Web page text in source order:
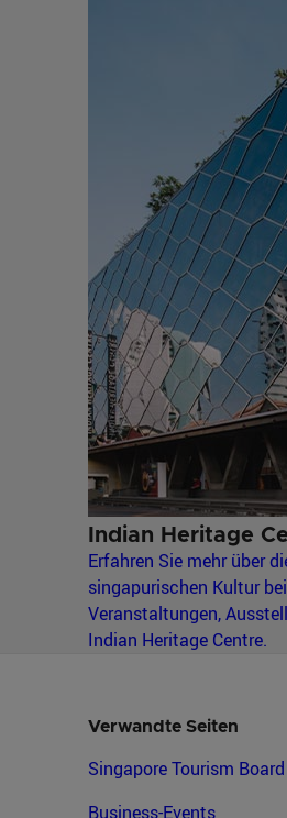
Indian Heritage
Erfahren Sie mehr über
singapurischen Kultur
Veranstaltungen,
Indian Heritage Centre.
Verwandte Seiten
Singapore Tourism Board
Business-Events